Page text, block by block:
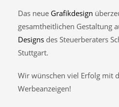
Das neue Grafikdesign
gesamtheitlichen Gestaltung
Designs des Steuerberaters
Stuttgart.
Wir wünschen viel Erfolg mit
Werbeanzeigen!